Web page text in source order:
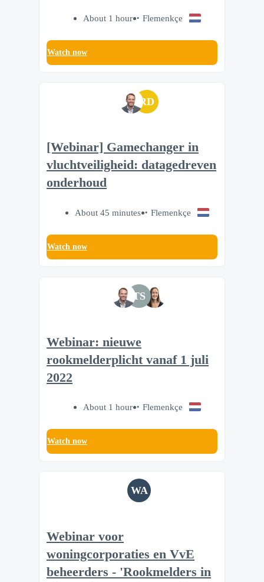
About 1 hour Flemenkçe
Watch now
RD
[Webinar] Gamechanger in
vluchtveiligheid: datagedreven
onderhoud
About 45 minutes Flemenkçe
Watch now
TS
Webinar: nieuwe
rookmelderplicht vanaf 1 juli
2022
About 1 hour Flemenkçe
Watch now
WA
Webinar voor
woningcorporaties en VvE
beheerders - 'Rookmelders in